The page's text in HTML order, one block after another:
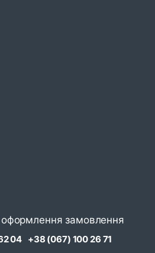
оформлення замовлення
04 +38 (067) 100 26 71